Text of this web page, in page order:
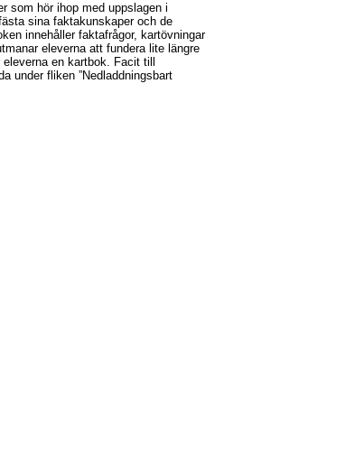
som hör ihop med uppslagen i
sina faktakunskaper och de
innehåller faktafrågor, kartövningar
eleverna att fundera lite längre
en kartbok. Facit till
under fliken ”Nedladdningsbart